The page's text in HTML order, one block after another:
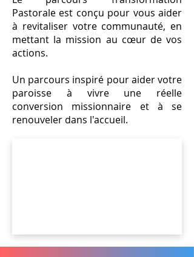
Pastorale est conçu pour vous aider
à revitaliser votre communauté, en
mettant la mission au cœur de vos
actions.
Un parcours inspiré pour aider votre
paroisse à vivre une réelle
conversion missionnaire et à se
renouveler dans l'accueil.